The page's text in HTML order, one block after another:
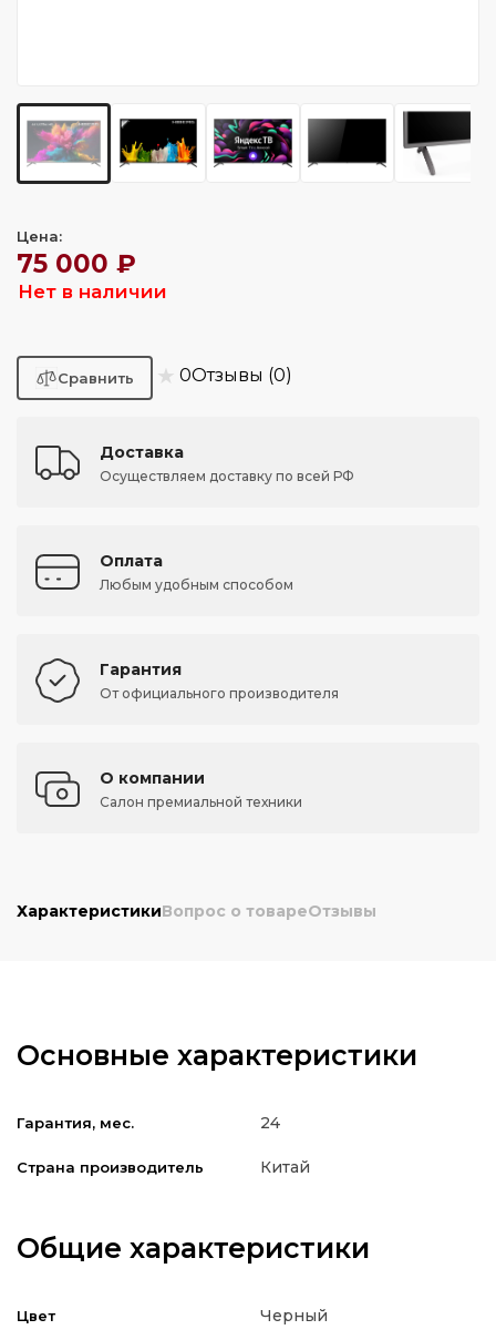
Цена:
75 000 ₽
Нет в наличии
★ 0Отзывы (0)
Доставка
Осуществляем доставку по всей РФ
Оплата
Любым удобным способом
Гарантия
От официального производителя
О компании
Салон премиальной техники
ХарактеристикиВопрос о товареОтзывы
Основные характеристики
Гарантия, мес. 24
Страна производитель Китай
Общие характеристики
Цвет Черный